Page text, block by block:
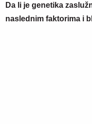
Da li je genetika
naslednim faktorima i